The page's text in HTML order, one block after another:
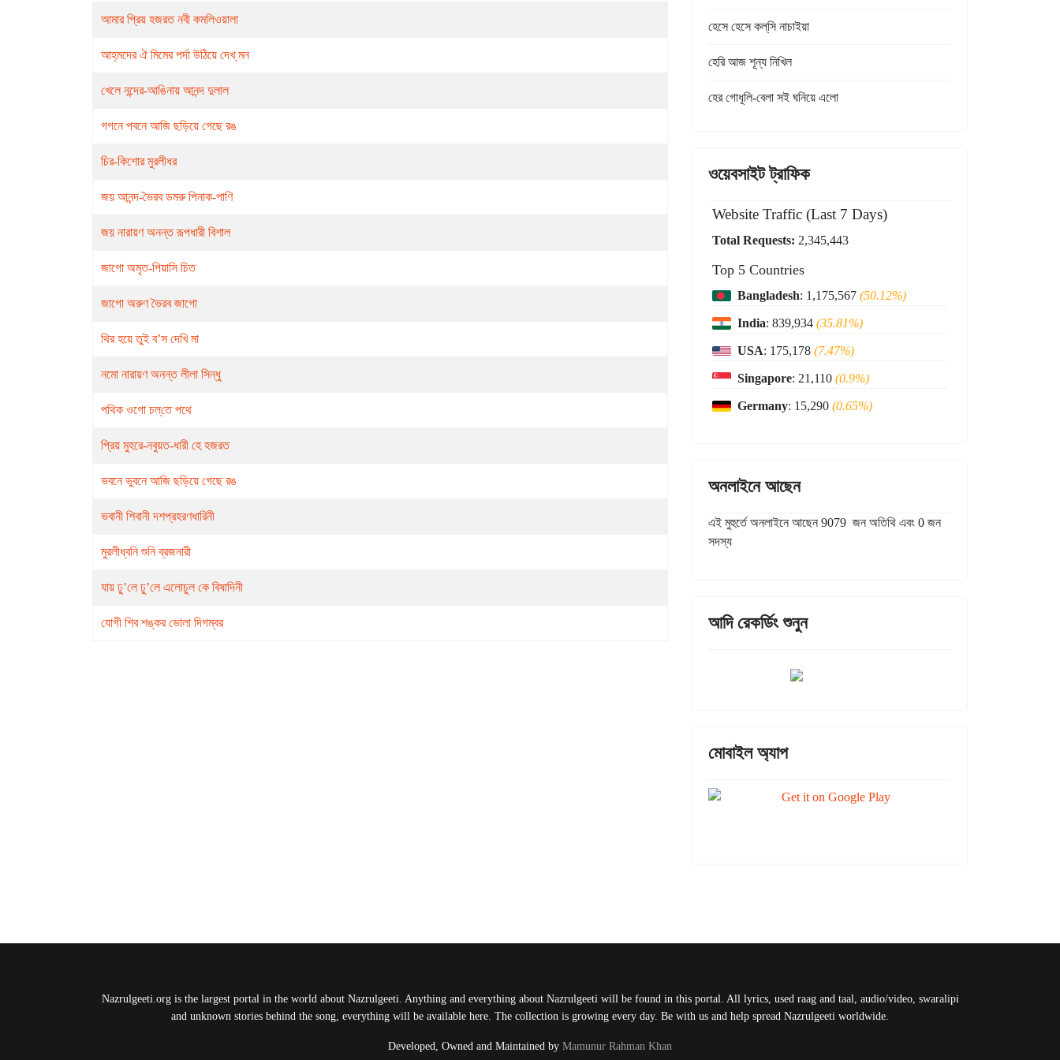
আমার প্রিয় হজরত নবী কমলিওয়ালা
আহ্‌মদের ঐ মিমের পর্দা উঠিয়ে দেখ্ মন
খেলে নন্দের-আঙিনায় আনন্দ দুলাল
গগনে পবনে আজি ছড়িয়ে গেছে রঙ
চির-কিশোর মুরলীধর
জয় আনন্দ-ভৈরব ডমরু পিনাক-পাণি
জয় নারায়ণ অনন্ত রূপধারী বিশাল
জাগো অমৃত-পিয়াসি চিত
জাগো অরুণ ভৈরব জাগো
থির হয়ে তুই ব’স দেখি মা
নমো নারায়ণ অনন্ত লীলা সিন্ধু
পথিক ওগো চল্‌তে পথে
প্রিয় মুহরে-নবুয়ত-ধারী হে হজরত
ভবনে ভুবনে আজি ছড়িয়ে গেছে রঙ
ভবানী শিবানী দশপ্রহরণধারিনী
মুরলীধ্বনি শুনি ব্রজনারী
যায় ঢু’লে ঢু’লে এলোচুল কে বিষাদিনী
যোগী শিব শঙ্কর ভোলা দিগম্বর
হেসে হেসে কল্‌সি নাচাইয়া
হেরি আজ শূন্য নিখিল
হের গোধূলি-বেলা সই ঘনিয়ে এলো
ওয়েবসাইট ট্রাফিক
Website Traffic (Last 7 Days)
Total Requests: 2,345,443
Top 5 Countries
Bangladesh: 1,175,567 (50.12%)
India: 839,934 (35.81%)
USA: 175,178 (7.47%)
Singapore: 21,110 (0.9%)
Germany: 15,290 (0.65%)
অনলাইনে আছেন
এই মুহুর্তে অনলাইনে আছেন 9079 জন অতিথি এবং 0 জন
সদস্য
আদি রেকর্ডিং শুনুন
মোবাইল অ্যাপ
Nazrulgeeti.org is the largest portal in the world about Nazrulgeeti. Anything and everything about Nazrulgeeti will be found in this portal. All lyrics, used raag and taal, audio/video, swaralipi
and unknown stories behind the song, everything will be available here. The collection is growing every day. Be with us and help spread Nazrulgeeti worldwide.
Developed, Owned and Maintained by Mamunur Rahman Khan